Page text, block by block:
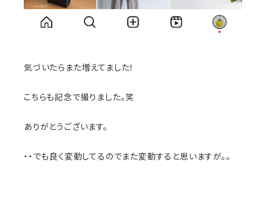
気づいたらまた増えてました！
こちらも記念で撮りました。笑
ありがとうございます。
・・でも良く変動してるのでまた変動すると思いますが。。